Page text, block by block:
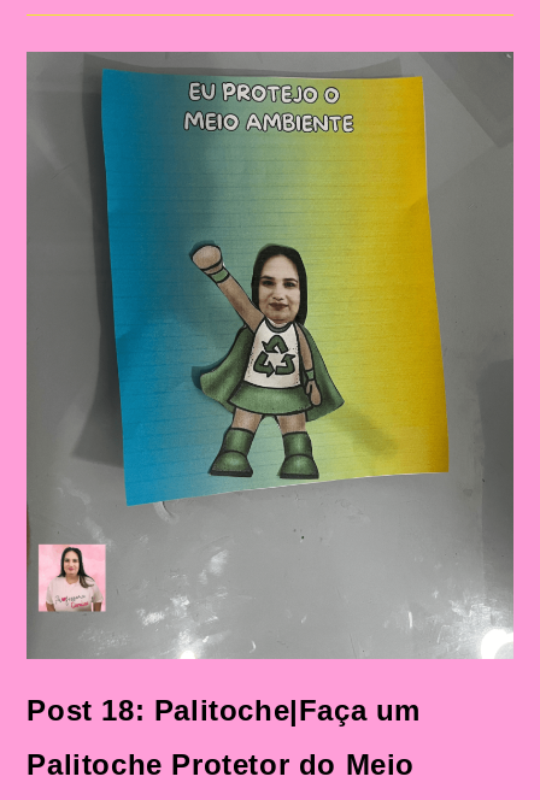
Ambiente
O
Planeta
Post 18: Palitoche|Faça um
Palitoche Protetor do Meio